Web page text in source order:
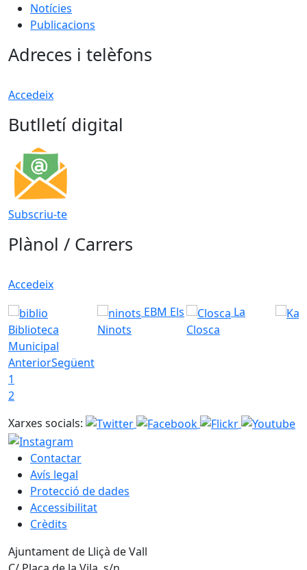
Notícies
Publicacions
Adreces i telèfons
Accedeix
Butlletí digital
Subscriu-te
Plànol / Carrers
Accedeix
Biblioteca
Municipal
EBM Els
Ninots
La
Closca
AnteriorSegüent
1
2
Xarxes socials:
Contactar
Avís legal
Protecció de dades
Accessibilitat
Crèdits
Ajuntament de Lliçà de Vall